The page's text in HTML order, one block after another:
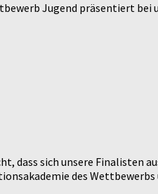
Jugend präsentiert bei
dass sich unsere
des